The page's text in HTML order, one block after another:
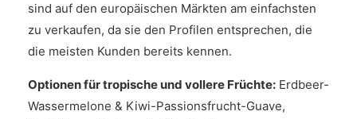
sind auf den europäischen Märkten am einfachsten
zu verkaufen, da sie den Profilen entsprechen, die
die meisten Kunden bereits kennen.
Optionen für tropische und vollere Früchte: Erdbeer-
Wassermelone & Kiwi-Passionsfrucht-Guave,